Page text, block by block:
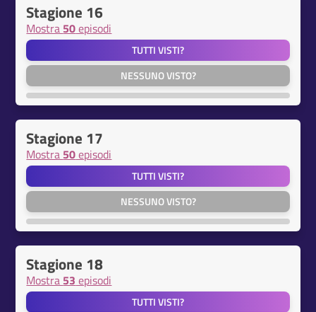
Stagione 16
Mostra 50episodi
TUTTI VISTI?
NESSUNO VISTO?
Stagione 17
Mostra 50episodi
TUTTI VISTI?
NESSUNO VISTO?
Stagione 18
Mostra 53 episodi
TUTTI VISTI?